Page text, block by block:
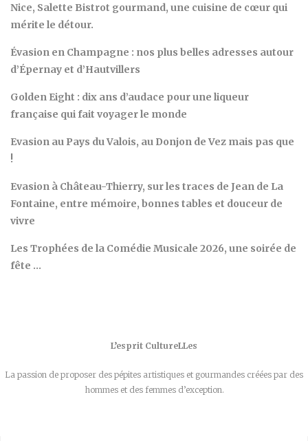
Nice, Salette Bistrot gourmand, une cuisine de cœur qui
mérite le détour.
Évasion en Champagne : nos plus belles adresses autour
d’Épernay et d’Hautvillers
Golden Eight : dix ans d’audace pour une liqueur
française qui fait voyager le monde
Evasion au Pays du Valois, au Donjon de Vez mais pas que
!
Evasion à Château-Thierry, sur les traces de Jean de La
Fontaine, entre mémoire, bonnes tables et douceur de
vivre
Les Trophées de la Comédie Musicale 2026, une soirée de
fête …
L’esprit CultureLLes
La passion de proposer des pépites artistiques et gourmandes créées par des
hommes et des femmes d’exception.